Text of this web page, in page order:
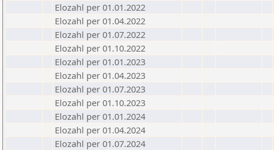
Elozahl per 01.01.2022
Elozahl per 01.04.2022
Elozahl per 01.07.2022
Elozahl per 01.10.2022
Elozahl per 01.01.2023
Elozahl per 01.04.2023
Elozahl per 01.07.2023
Elozahl per 01.10.2023
Elozahl per 01.01.2024
Elozahl per 01.04.2024
Elozahl per 01.07.2024